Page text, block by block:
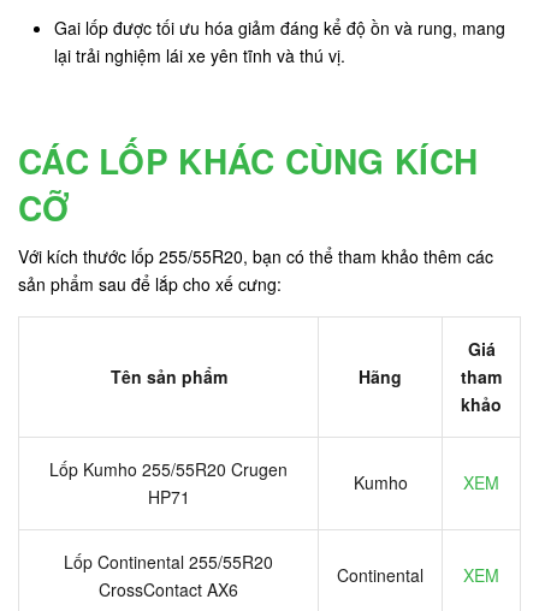
Gai lốp được tối ưu hóa giảm đáng kể độ ồn và rung, mang
lại trải nghiệm lái xe yên tĩnh và thú vị.
CÁC LỐP KHÁC CÙNG KÍCH
CỠ
Với kích thước lốp 255/55R20, bạn có thể tham khảo thêm các
sản phẩm sau để lắp cho xế cưng:
Tên sản phẩm Hãng
Giá
tham
khảo
Lốp Kumho 255/55R20 Crugen
HP71
Kumho XEM
Lốp Continental 255/55R20
CrossContact AX6
Continental XEM